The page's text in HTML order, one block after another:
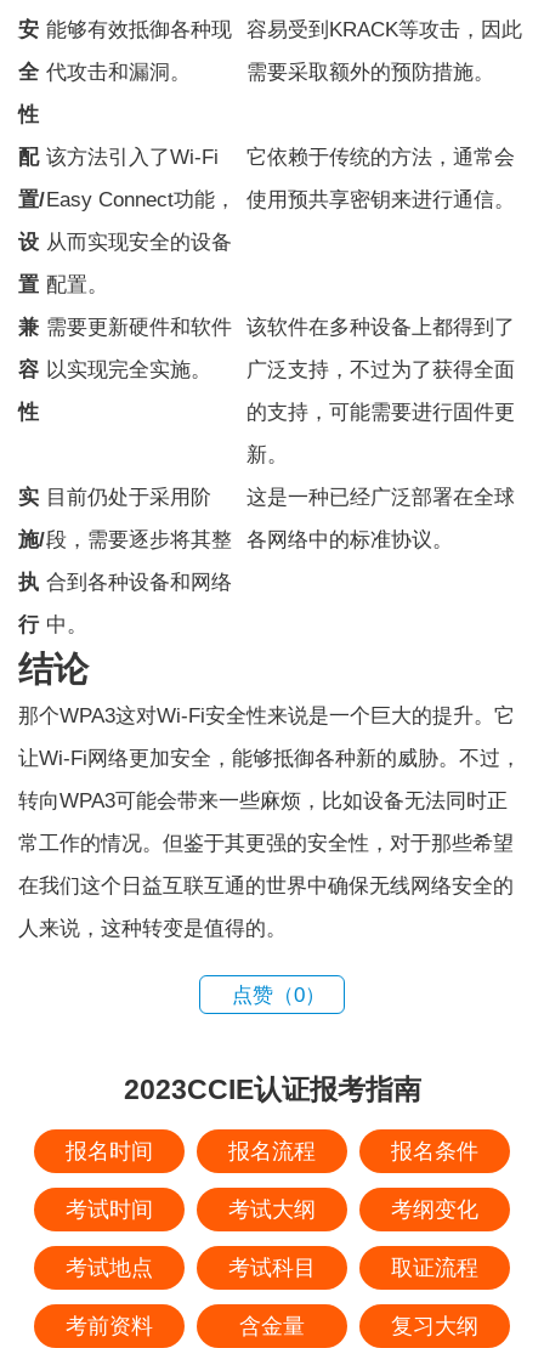
安
全
性
能够有效抵御各种现
代攻击和漏洞。
容易受到KRACK等攻击，因此
需要采取额外的预防措施。
配
置/
设
置
该方法引入了Wi-Fi
Easy Connect功能，
从而实现安全的设备
配置。
它依赖于传统的方法，通常会
使用预共享密钥来进行通信。
兼
容
性
需要更新硬件和软件
以实现完全实施。
该软件在多种设备上都得到了
广泛支持，不过为了获得全面
的支持，可能需要进行固件更
新。
实
施/
执
行
目前仍处于采用阶
段，需要逐步将其整
合到各种设备和网络
中。
这是一种已经广泛部署在全球
各网络中的标准协议。
结论
那个WPA3这对Wi-Fi安全性来说是一个巨大的提升。它
让Wi-Fi网络更加安全，能够抵御各种新的威胁。不过，
转向WPA3可能会带来一些麻烦，比如设备无法同时正
常工作的情况。但鉴于其更强的安全性，对于那些希望
在我们这个日益互联互通的世界中确保无线网络安全的
人来说，这种转变是值得的。
点赞（0）
2023CCIE认证报考指南
报名时间 报名流程 报名条件
考试时间 考试大纲 考纲变化
考试地点 考试科目 取证流程
考前资料 含金量 复习大纲